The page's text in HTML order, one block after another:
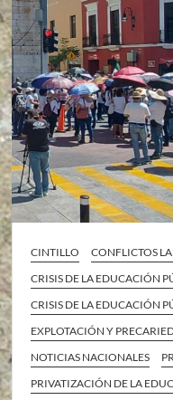
CINTILLO
CONFLICTOS
CRISIS DE LA EDUCACIÓN
CRISIS DE LA EDUCACIÓN
EXPLOTACIÓN Y
NOTICIAS NACIONALES
PRIVATIZACIÓN DE LA